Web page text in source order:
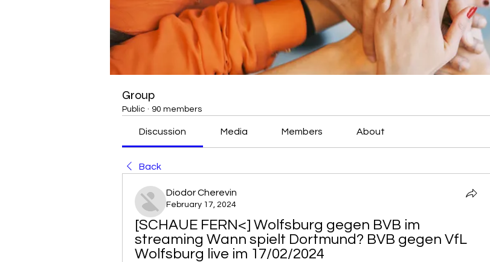
Group
Public · 90 members
Discussion Media Members About
Back
Diodor Cherevin
February 17, 2024
[SCHAUE FERN<] Wolfsburg gegen BVB im
streaming Wann spielt Dortmund? BVB gegen VfL
Wolfsburg live im 17/02/2024